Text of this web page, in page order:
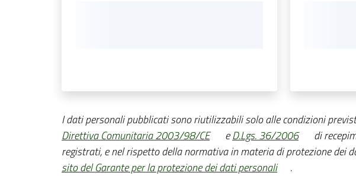
I dati personali pubblicati sono riutilizzabili solo alle condizioni
Direttiva Comunitaria 2003/98/CE
eD.Lgs. 36/2006
di
registrati, e nel rispetto della normativa in materia di protezione dei
sito del Garante per la protezione dei dati personali
.